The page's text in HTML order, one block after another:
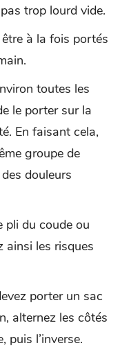
trop lourd vide.
à la fois portés
toutes les
le porter sur la
En faisant cela,
groupe de
douleurs
pli du coude ou
ainsi les risques
porter un sac
alternez les côtés
puis l’inverse.